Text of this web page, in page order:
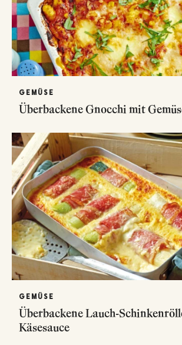
GEMÜSE
Überbackene Gnocchi mit
GEMÜSE
Überbackene Lauch-
Käsesauce